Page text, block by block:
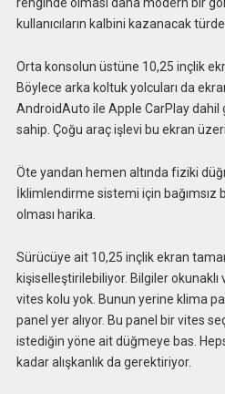
renginde olması daha modern bir
kullanıcıların kalbini kazanacak
Orta konsolun üstüne 10,25 inçlik
Böylece arka koltuk yolcuları da
AndroidAuto ile Apple CarPlay dahil
sahip. Çoğu araç işlevi bu ekran
Öte yandan hemen altında fiziki
İklimlendirme sistemi için bağımsız
olması harika.
Sürücüye ait 10,25 inçlik ekran
kişiselleştirilebiliyor. Bilgiler okunaklı
vites kolu yok. Bunun yerine klima
panel yer alıyor. Bu panel bir vites
istediğin yöne ait düğmeye bas.
kadar alışkanlık da gerektiriyor.